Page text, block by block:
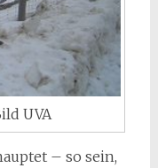
UVA
– so sein,